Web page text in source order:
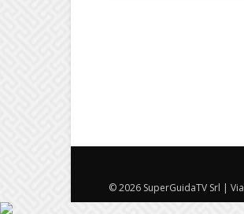
© 2026 SuperGuidaTV Srl |